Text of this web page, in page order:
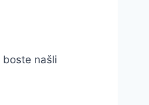
boste našli